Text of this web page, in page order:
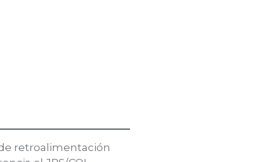
retroalimentación